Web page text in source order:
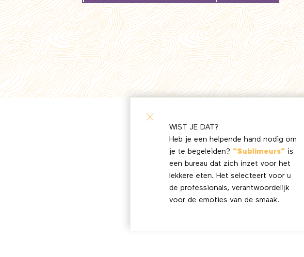
WIST JE DAT?
Heb je een helpende hand nodig om
je te begeleiden? “Sublimeurs” is
een bureau dat zich inzet voor het
lekkere eten. Het selecteert voor u
de professionals, verantwoordelijk
voor de emoties van de smaak.